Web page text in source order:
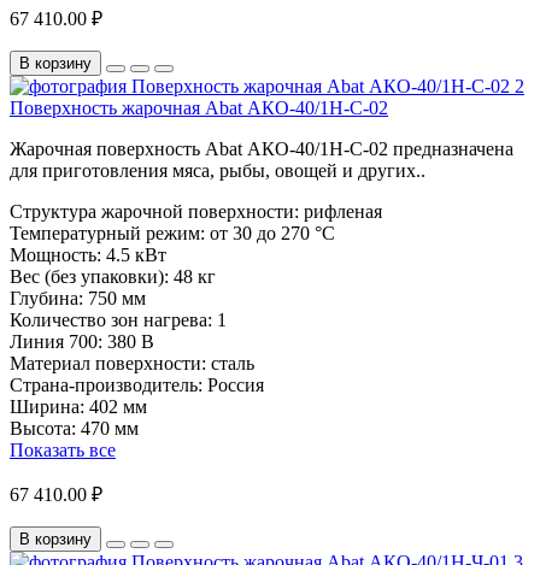
67 410.00 ₽
В корзину
Поверхность жарочная Abat АКО-40/1Н-С-02
Жарочная поверхность Abat АКО-40/1Н-С-02 предназначена
для приготовления мяса, рыбы, овощей и других..
Структура жарочной поверхности: рифленая
Температурный режим: от 30 до 270 °С
Мощность: 4.5 кВт
Вес (без упаковки): 48 кг
Глубина: 750 мм
Количество зон нагрева: 1
Линия 700: 380 В
Материал поверхности: сталь
Страна-производитель: Россия
Ширина: 402 мм
Высота: 470 мм
Показать все
67 410.00 ₽
В корзину